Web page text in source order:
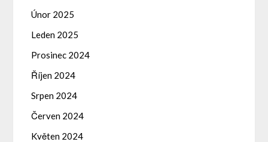
Únor 2025
Leden 2025
Prosinec 2024
Říjen 2024
Srpen 2024
Červen 2024
Květen 2024